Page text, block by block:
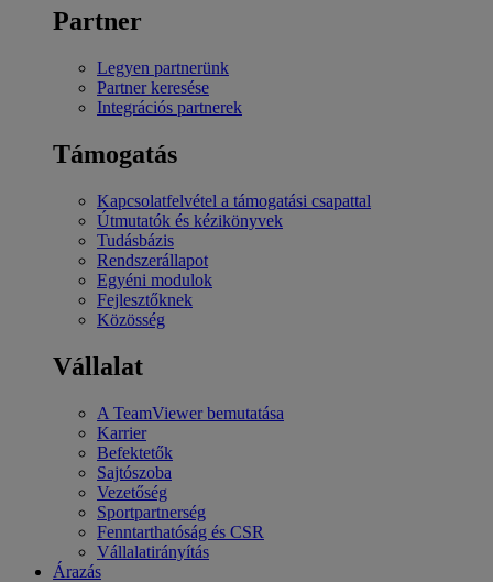
Partner
Legyen partnerünk
Partner keresése
Integrációs partnerek
Támogatás
Kapcsolatfelvétel a támogatási csapattal
Útmutatók és kézikönyvek
Tudásbázis
Rendszerállapot
Egyéni modulok
Fejlesztőknek
Közösség
Vállalat
A TeamViewer bemutatása
Karrier
Befektetők
Sajtószoba
Vezetőség
Sportpartnerség
Fenntarthatóság és CSR
Vállalatirányítás
Árazás